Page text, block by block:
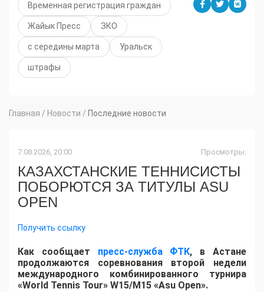
Временная регистрация граждан
Жайык Пресс ЗКО
с середины марта Уральск
штрафы
Главная / Новости / Последние новости
7.08.2026, 20:00 Просмотры:
КАЗАХСТАНСКИЕ ТЕННИСИСТЫ
ПОБОРЮТСЯ ЗА ТИТУЛЫ ASU
OPEN
Получить ссылку
Как сообщает пресс-служба ФТК, в Астане
продолжаются соревнования второй недели
международного комбинированного турнира
«World Tennis Tour» W15/M15 «Asu Open».